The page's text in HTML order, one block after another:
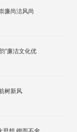
廉单元建设 弘扬崇廉尚洁风尚
”廉洁文化优
树新风